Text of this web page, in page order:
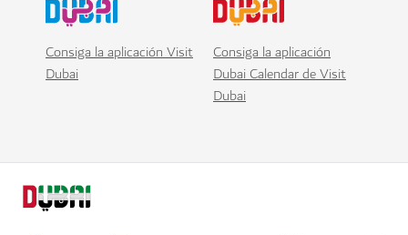
Consiga la aplicación Visit
Dubai
Consiga la aplicación
Dubai Calendar de Visit
Dubai